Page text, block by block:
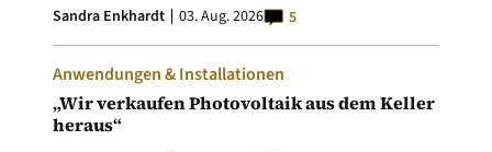
Sandra Enkhardt 03. Aug. 2026 5
Anwendungen & Installationen
„Wir verkaufen Photovoltaik aus dem Keller
heraus“